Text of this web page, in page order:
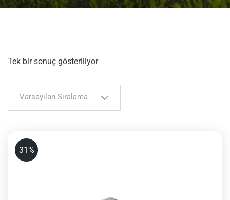
Tek bir sonuç gösteriliyor
Varsayılan Sıralama
31%